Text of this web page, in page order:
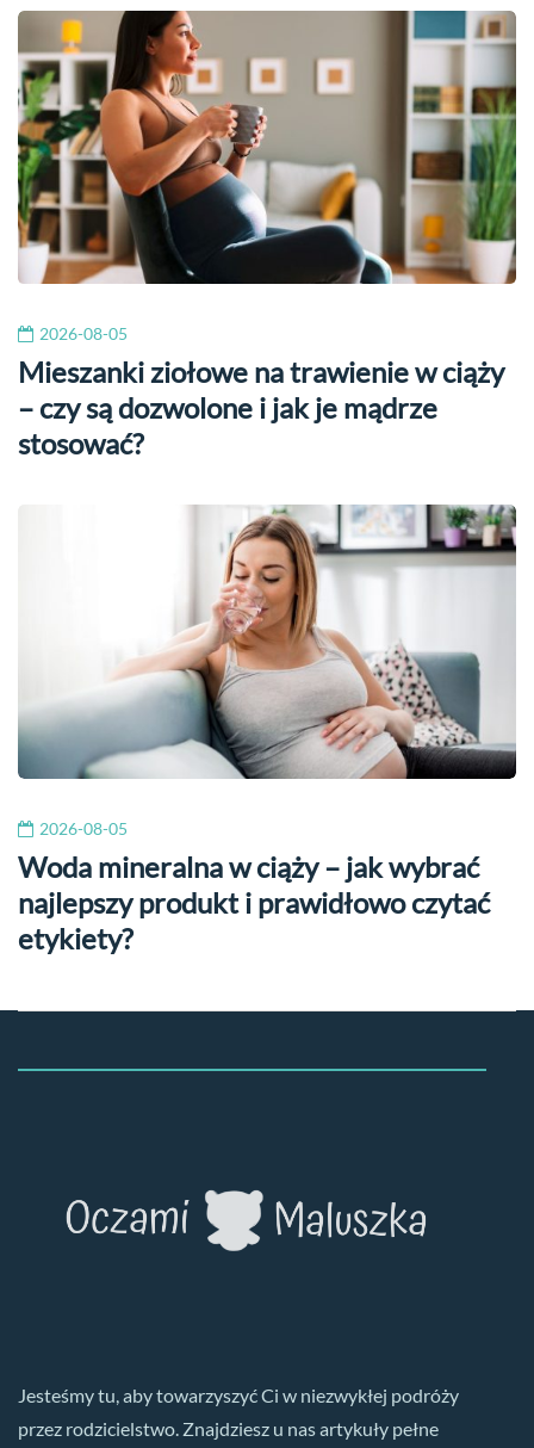
2026-08-05
Mieszanki ziołowe na trawienie w ciąży
– czy są dozwolone i jak je mądrze
stosować?
2026-08-05
Woda mineralna w ciąży – jak wybrać
najlepszy produkt i prawidłowo czytać
etykiety?
Jesteśmy tu, aby towarzyszyć Ci w niezwykłej podróży
przez rodzicielstwo. Znajdziesz u nas artykuły pełne